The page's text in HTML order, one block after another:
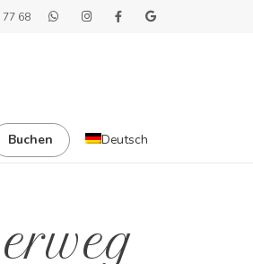
77 68
Buchen Deutsch